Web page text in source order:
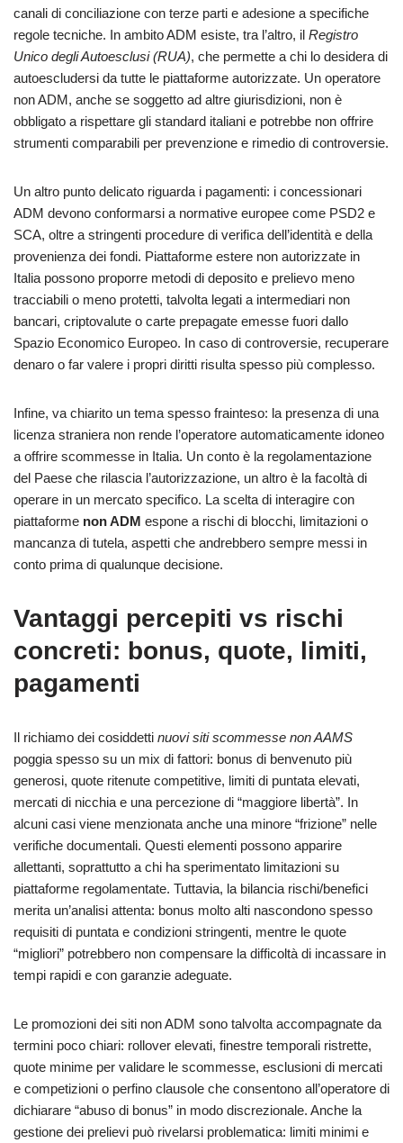
canali di conciliazione con terze parti e adesione a specifiche
regole tecniche. In ambito ADM esiste, tra l’altro, il Registro
Unico degli Autoesclusi (RUA), che permette a chi lo desidera di
autoescludersi da tutte le piattaforme autorizzate. Un operatore
non ADM, anche se soggetto ad altre giurisdizioni, non è
obbligato a rispettare gli standard italiani e potrebbe non offrire
strumenti comparabili per prevenzione e rimedio di controversie.
Un altro punto delicato riguarda i pagamenti: i concessionari
ADM devono conformarsi a normative europee come PSD2 e
SCA, oltre a stringenti procedure di verifica dell’identità e della
provenienza dei fondi. Piattaforme estere non autorizzate in
Italia possono proporre metodi di deposito e prelievo meno
tracciabili o meno protetti, talvolta legati a intermediari non
bancari, criptovalute o carte prepagate emesse fuori dallo
Spazio Economico Europeo. In caso di controversie, recuperare
denaro o far valere i propri diritti risulta spesso più complesso.
Infine, va chiarito un tema spesso frainteso: la presenza di una
licenza straniera non rende l’operatore automaticamente idoneo
a offrire scommesse in Italia. Un conto è la regolamentazione
del Paese che rilascia l’autorizzazione, un altro è la facoltà di
operare in un mercato specifico. La scelta di interagire con
piattaforme non ADM espone a rischi di blocchi, limitazioni o
mancanza di tutela, aspetti che andrebbero sempre messi in
conto prima di qualunque decisione.
Vantaggi percepiti vs rischi
concreti: bonus, quote, limiti,
pagamenti
Il richiamo dei cosiddetti nuovi siti scommesse non AAMS
poggia spesso su un mix di fattori: bonus di benvenuto più
generosi, quote ritenute competitive, limiti di puntata elevati,
mercati di nicchia e una percezione di “maggiore libertà”. In
alcuni casi viene menzionata anche una minore “frizione” nelle
verifiche documentali. Questi elementi possono apparire
allettanti, soprattutto a chi ha sperimentato limitazioni su
piattaforme regolamentate. Tuttavia, la bilancia rischi/benefici
merita un’analisi attenta: bonus molto alti nascondono spesso
requisiti di puntata e condizioni stringenti, mentre le quote
“migliori” potrebbero non compensare la difficoltà di incassare in
tempi rapidi e con garanzie adeguate.
Le promozioni dei siti non ADM sono talvolta accompagnate da
termini poco chiari: rollover elevati, finestre temporali ristrette,
quote minime per validare le scommesse, esclusioni di mercati
e competizioni o perfino clausole che consentono all’operatore di
dichiarare “abuso di bonus” in modo discrezionale. Anche la
gestione dei prelievi può rivelarsi problematica: limiti minimi e